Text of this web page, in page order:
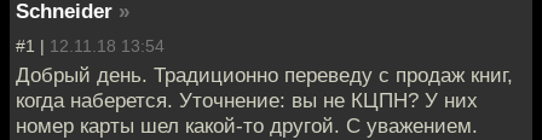
Schneider »
#1 | 12.11.18 13:54
Добрый день. Традиционно переведу с продаж книг,
когда наберется. Уточнение: вы не КЦПН? У них
номер карты шел какой-то другой. С уважением.